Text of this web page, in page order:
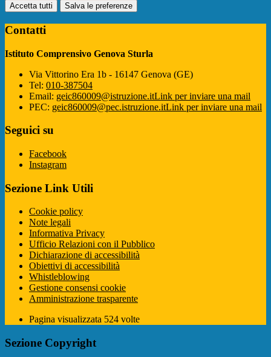
Accetta tutti Salva le preferenze
Contatti
Istituto Comprensivo Genova Sturla
Via Vittorino Era 1b - 16147 Genova (GE)
Tel: 010-387504
Email: geic860009@istruzione.itLink per inviare una mail
PEC: geic860009@pec.istruzione.itLink per inviare una mail
Seguici su
Facebook
Instagram
Sezione Link Utili
Cookie policy
Note legali
Informativa Privacy
Ufficio Relazioni con il Pubblico
Dichiarazione di accessibilità
Obiettivi di accessibilità
Whistleblowing
Gestione consensi cookie
Amministrazione trasparente
Pagina visualizzata 524 volte
Sezione Copyright